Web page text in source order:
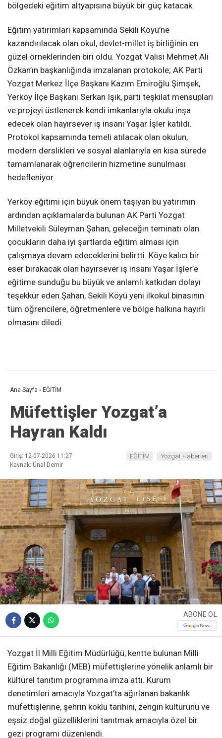
bölgedeki eğitim altyapısına büyük bir güç katacak.
Eğitim yatırımları kapsamında Sekili Köyü’ne
kazandırılacak olan okul, devlet-millet iş birliğinin en
güzel örneklerinden biri oldu. Yozgat Valisi Mehmet Ali
Özkan’ın başkanlığında imzalanan protokole; AK Parti
Yozgat Merkez İlçe Başkanı Kazım Emiroğlu Şimşek,
Yerköy İlçe Başkanı Serkan Işık, parti teşkilat mensupları
ve projeyi üstlenerek kendi imkanlarıyla okulu inşa
edecek olan hayırsever iş insanı Yaşar İşler katıldı.
Protokol kapsamında temeli atılacak olan okulun,
modern derslikleri ve sosyal alanlarıyla en kısa sürede
tamamlanarak öğrencilerin hizmetine sunulması
hedefleniyor.
Yerköy eğitimi için büyük önem taşıyan bu yatırımın
ardından açıklamalarda bulunan AK Parti Yozgat
Milletvekili Süleyman Şahan, geleceğin teminatı olan
çocukların daha iyi şartlarda eğitim alması için
çalışmaya devam edeceklerini belirtti. Köye kalıcı bir
eser bırakacak olan hayırsever iş insanı Yaşar İşler’e
eğitime sunduğu bu büyük ve anlamlı katkıdan dolayı
teşekkür eden Şahan, Sekili Köyü yeni ilkokul binasının
tüm öğrencilere, öğretmenlere ve bölge halkına hayırlı
olmasını diledi.
Ana Sayfa › EĞİTİM
Müfettişler Yozgat’a
Hayran Kaldı
Giriş: 12-07-2026 11:27
Kaynak: Ünal Demir
EĞİTİM Yozgat Haberleri
ABONE OL
Yozgat İl Milli Eğitim Müdürlüğü, kentte bulunan Milli
Eğitim Bakanlığı (MEB) müfettişlerine yönelik anlamlı bir
kültürel tanıtım programına imza attı. Kurum
denetimleri amacıyla Yozgat’ta ağırlanan bakanlık
müfettişlerine, şehrin köklü tarihini, zengin kültürünü ve
eşsiz doğal güzelliklerini tanıtmak amacıyla özel bir
gezi programı düzenlendi.